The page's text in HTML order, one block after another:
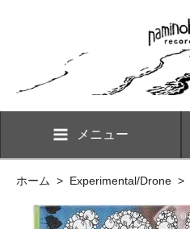
メニュー
ホーム > Experimental/Drone >